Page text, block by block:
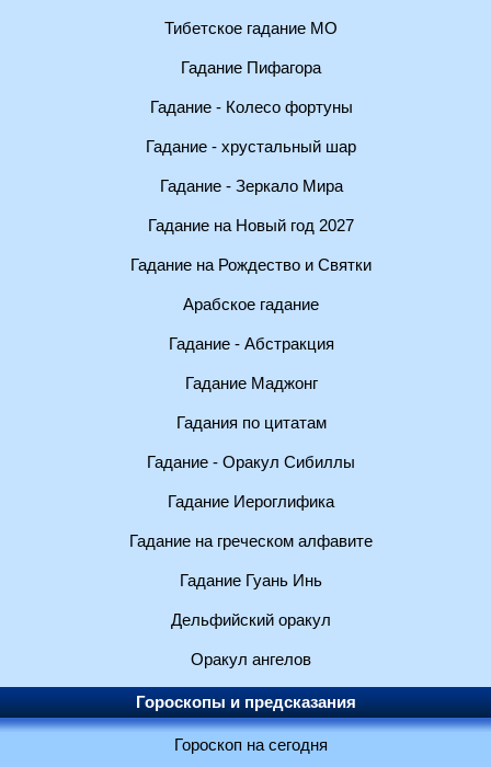
Тибетское гадание МО
Гадание Пифагора
Гадание - Колесо фортуны
Гадание - хрустальный шар
Гадание - Зеркало Мира
Гадание на Новый год 2027
Гадание на Рождество и Святки
Арабское гадание
Гадание - Абстракция
Гадание Маджонг
Гадания по цитатам
Гадание - Оракул Сибиллы
Гадание Иероглифика
Гадание на греческом алфавите
Гадание Гуань Инь
Дельфийский оракул
Оракул ангелов
Гороскопы и предсказания
Гороскоп на сегодня